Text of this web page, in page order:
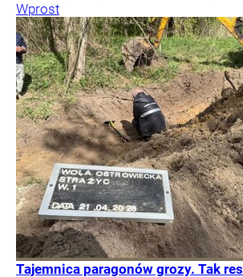
Wprost
Tajemnica paragonów grozy. Tak